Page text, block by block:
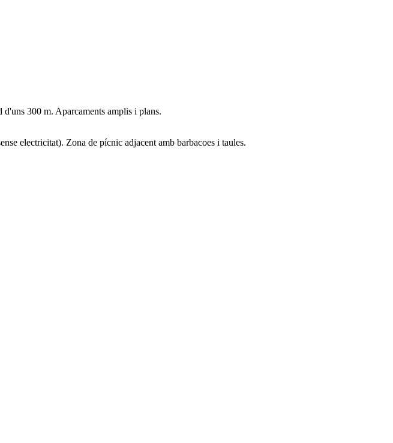
300 m. Aparcaments amplis i plans.
electricitat). Zona de pícnic adjacent amb barbacoes i taules.